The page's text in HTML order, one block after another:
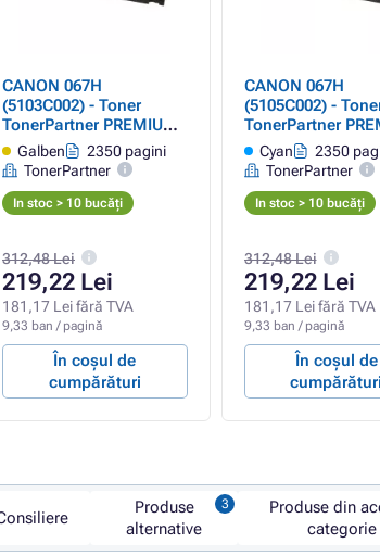
CANON 067H
(5103C002) - Toner
TonerPartner PREMIUM,
yellow (galben) cu cip
OEM - nu afișează
nivelul de toner rămas
Galben
2350 pagini
TonerPartner
In stoc > 10 bucăți
312,48 Lei
219,22 Lei
181,17 Lei fără TVA
9,33 ban / pagină
În coșul de
cumpărături
CANON 067H
(5105C002) -
TonerPartner
cyan cu cip OEM
afișează nivelul
rămas
Cyan
2350
TonerPartner
In stoc > 10 bucăți
312,48 Lei
219,22 Lei
181,17 Lei fără TVA
9,33 ban / pagină
În coșul de
Produse
alternative
Produse din
categorie